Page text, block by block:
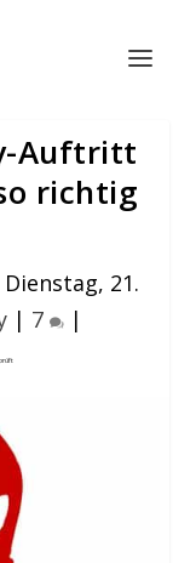
Auftritt
richtig
Dienstag, 21.
| 7 |